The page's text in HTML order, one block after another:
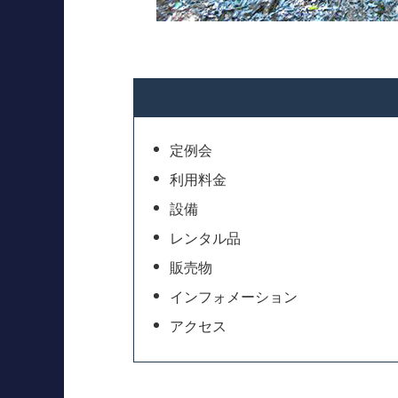
定例会
利用料金
設備
レンタル品
販売物
インフォメーション
アクセス